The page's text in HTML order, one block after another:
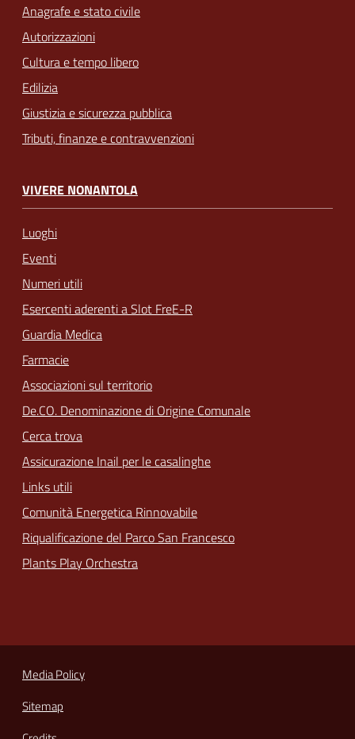
Anagrafe e stato civile
Autorizzazioni
Cultura e tempo libero
Edilizia
Giustizia e sicurezza pubblica
Tributi, finanze e contravvenzioni
VIVERE NONANTOLA
Luoghi
Eventi
Numeri utili
Esercenti aderenti a Slot FreE-R
Guardia Medica
Farmacie
Associazioni sul territorio
De.CO. Denominazione di Origine Comunale
Cerca trova
Assicurazione Inail per le casalinghe
Links utili
Comunità Energetica Rinnovabile
Riqualificazione del Parco San Francesco
Plants Play Orchestra
Media Policy
Sitemap